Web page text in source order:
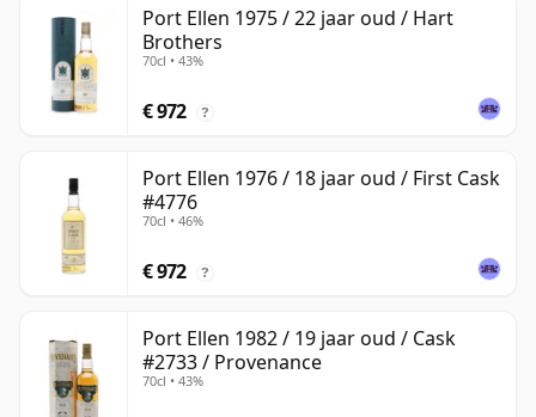
Port Ellen 1975 / 22 jaar oud / Hart
Brothers
70cl • 43%
€ 972 ?
Port Ellen 1976 / 18 jaar oud / First Cask
#4776
70cl • 46%
€ 972 ?
Port Ellen 1982 / 19 jaar oud / Cask
#2733 / Provenance
70cl • 43%